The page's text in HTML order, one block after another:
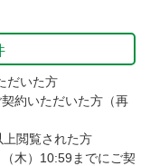
だいた方
約いただいた方（再
上閲覧された方
木）10:59までにご契